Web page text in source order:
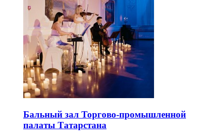
Бальный зал Торгово-промышленной
палаты Татарстана